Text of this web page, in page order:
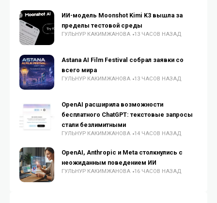
ИИ-модель Moonshot Kimi K3 вышла за
пределы тестовой среды
ГУЛЬНУР КАКИМЖАНОВА 13 ЧАСОВ НАЗАД
Astana AI Film Festival собрал заявки со
всего мира
ГУЛЬНУР КАКИМЖАНОВА 13 ЧАСОВ НАЗАД
OpenAI расширила возможности
бесплатного ChatGPT: текстовые запросы
стали безлимитными
ГУЛЬНУР КАКИМЖАНОВА 14 ЧАСОВ НАЗАД
OpenAI, Anthropic и Meta столкнулись с
неожиданным поведением ИИ
ГУЛЬНУР КАКИМЖАНОВА 16 ЧАСОВ НАЗАД